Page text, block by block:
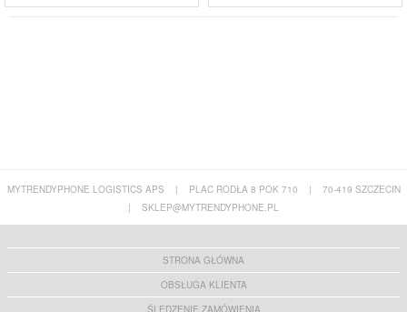
MYTRENDYPHONE LOGISTICS APS | PLAC RODŁA 8 POK 710 |
70-419 SZCZECIN
|
SKLEP@MYTRENDYPHONE.PL
STRONA GŁÓWNA
OBSŁUGA KLIENTA
ŚLEDZENIE ZAMÓWIENIA